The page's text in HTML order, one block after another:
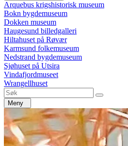
Arquebus krigshistorisk museum
Bokn bygdemuseum
Dokken museum
Haugesund billedgalleri
Hiltahuset på Røvær
Karmsund folkemuseum
Nedstrand bygdemuseum
Sjøhuset på Utsira
Vindafjordmuseet
Wrangellhuset
Meny